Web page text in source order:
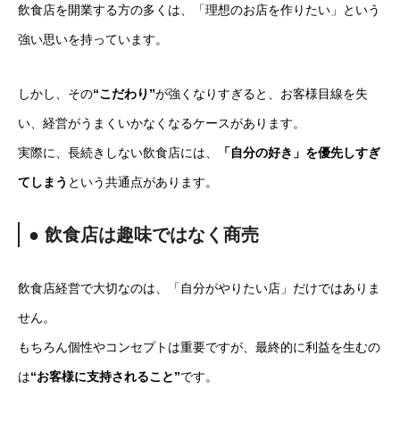
飲食店を開業する方の多くは、「理想のお店を作りたい」という
強い思いを持っています。
しかし、その“こだわり”が強くなりすぎると、お客様目線を失
い、経営がうまくいかなくなるケースがあります。
実際に、長続きしない飲食店には、 「自分の好き」を優先しすぎ
てしまう という共通点があります。
● 飲食店は趣味ではなく商売
飲食店経営で大切なのは、「自分がやりたい店」だけではありま
せん。
もちろん個性やコンセプトは重要ですが、最終的に利益を生むの
は“お客様に支持されること”です。